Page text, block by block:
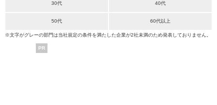
30代 40代
50代 60代以上
※文字がグレーの部門は当社規定の条件を満たした企業が2社未満のため発表しておりません。
PR